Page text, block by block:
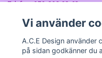
Telefon: 070-202 93 63
7607030280
Vi använder
A.C.E Design
på sidan godkänner du